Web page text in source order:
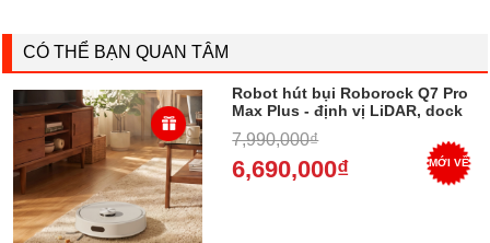
CÓ THỂ BẠN QUAN TÂM
Robot hút bụi Roborock Q7 Pro
Max Plus - định vị LiDAR, dock
tự đổ rác + cấp nước
7,990,000₫
6,690,000₫ MỚI VỀ